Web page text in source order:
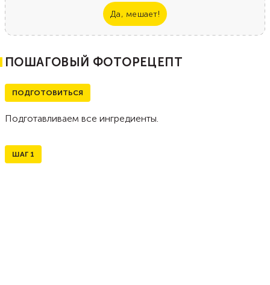
Да, мешает!
ПОШАГОВЫЙ ФОТОРЕЦЕПТ
ПОДГОТОВИТЬСЯ
Подготавливаем все ингредиенты.
ШАГ 1